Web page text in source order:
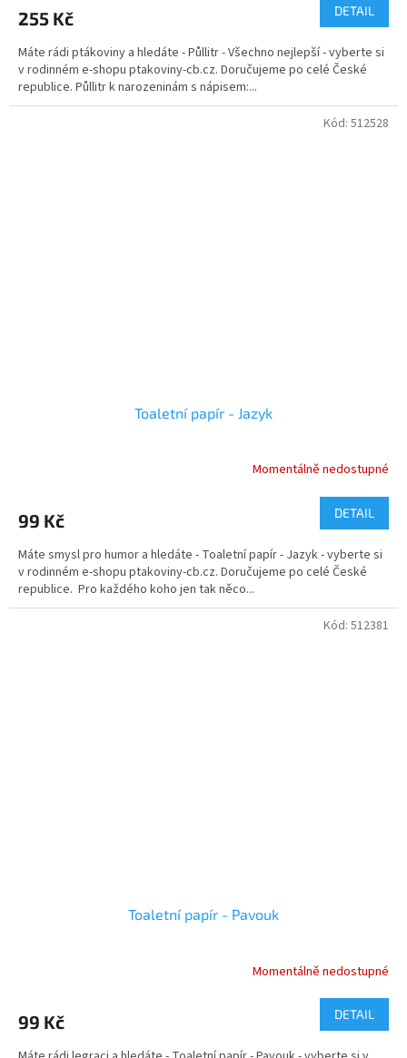
je
z
5
hvězdiček.
255 Kč DETAIL
Máte rádi ptákoviny a hledáte - Půllitr - Všechno nejlepší - vyberte si
v rodinném e-shopu ptakoviny-cb.cz. Doručujeme po celé České
republice. Půllitr k narozeninám s nápisem:...
Toaletní papír - Jazyk
Momentálně nedostupné
99 Kč DETAIL
Máte smysl pro humor a hledáte - Toaletní papír - Jazyk - vyberte si
v rodinném e-shopu ptakoviny-cb.cz. Doručujeme po celé České
republice. Pro každého koho jen tak něco...
Kód: 512528
Toaletní papír - Pavouk
Momentálně nedostupné
99 Kč DETAIL
Kód: 512381